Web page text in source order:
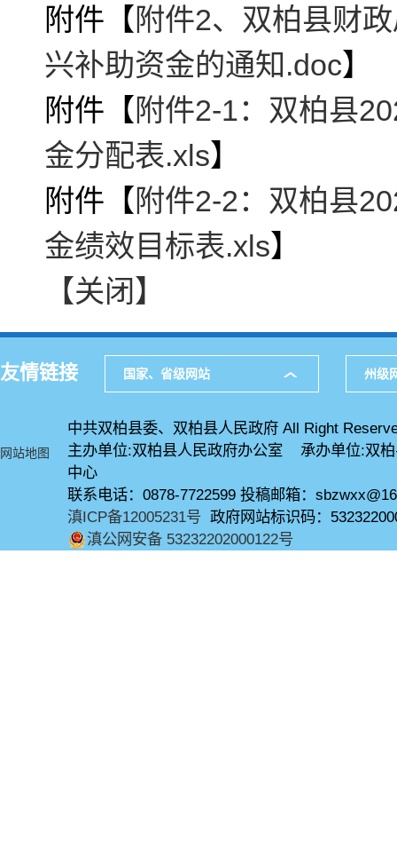
附件【 附件2、双柏县财
兴补助资金的通知.doc】
附件【 附件2-1：双柏县
金分配表.xls】
附件【 附件2-2：双柏县
金绩效目标表.xls】
【关闭】
友情链接 国家、省级网站 州级
网站地图
中共双柏县委、双柏县人民政府 All Right
主办单位:双柏县人民政府办公室 承办单位:双
中心
联系电话：0878-7722599 投稿邮箱：
滇ICP备12005231号 政府网站标识码：
滇公网安备 53232202000122号